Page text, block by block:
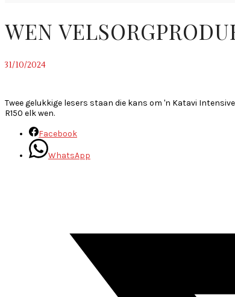
WEN
31/10/2024
Twee gelukkige lesers staan die kans om 'n Katavi
R150 elk wen.
Facebook
WhatsApp